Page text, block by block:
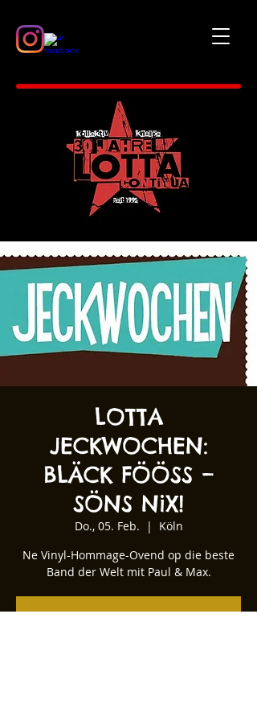
LOTTA
JECKWOCHEN:
BLÄCK FÖÖSS –
SÖNS NiX!
Do., 05. Feb.
  |
Köln
Ne Vinyl-Hommage-Ovend op die beste
Band der Welt mit Paul & Max.